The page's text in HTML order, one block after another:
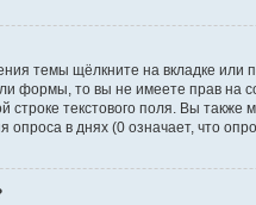
темы щёлкните на вкладке или
формы, то вы не имеете прав на
текстового поля. Вы
в днях (0 означает, что